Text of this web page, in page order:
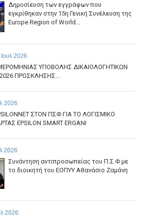
Δημοσίευση των εγγράφων που
εγκρίθηκαν στην 15η Γενική Συνέλευση της
Europe Region of World...
2026
ΥΠΟΒΟΛΗΣ ΔΙΚΑΙΟΛΟΓΗΤΙΚΩΝ
ΠΡΟΣΚΛΗΣΗΣ...
2026
ΣΤΟΝ ΠΣΦ ΓΙΑ ΤΟ ΛΟΓΙΣΜΙΚΟ
EPSILON SMART ERGANI
2026
Συνάντηση αντιπροσωπείας του Π.Σ.Φ με
το διοικητή του ΕΟΠΥΥ Αθανάσιο Ζαμάνη
2026